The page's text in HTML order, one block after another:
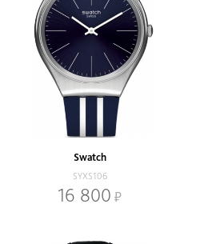
Swatch
SYXS106
16 800